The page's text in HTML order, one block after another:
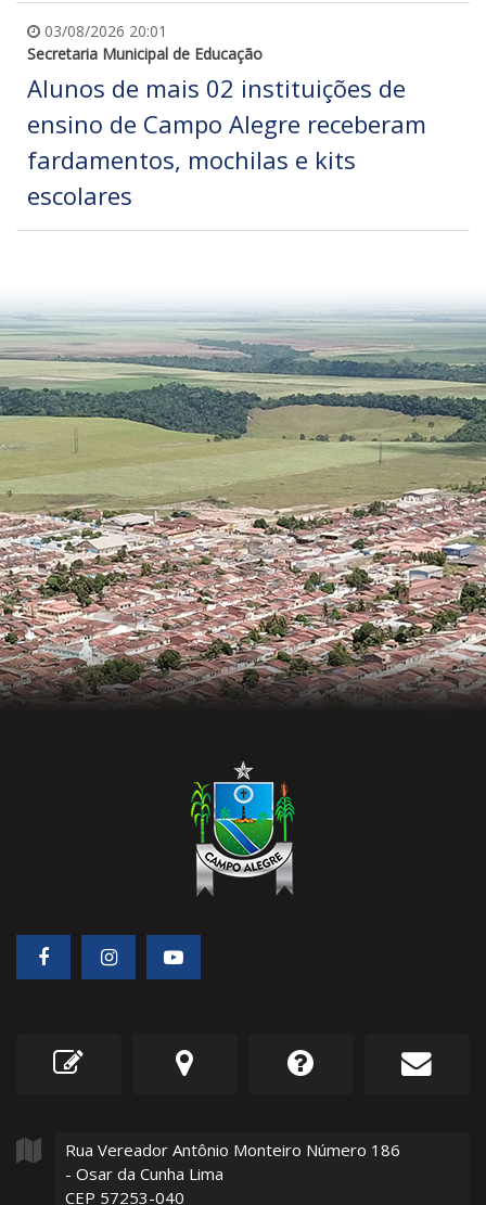
03/08/2026 20:01
Secretaria Municipal de Educação
Alunos de mais 02 instituições de
ensino de Campo Alegre receberam
fardamentos, mochilas e kits
escolares
Rua Vereador Antônio Monteiro Número 186
- Osar da Cunha Lima
CEP 57253-040